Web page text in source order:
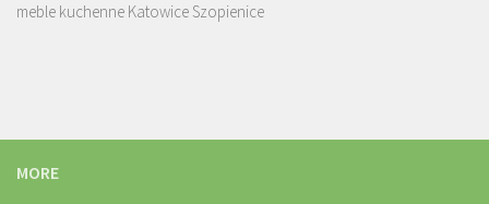
meble kuchenne Katowice Szopienice
MORE